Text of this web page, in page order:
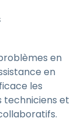
en
en
les
techniciens et